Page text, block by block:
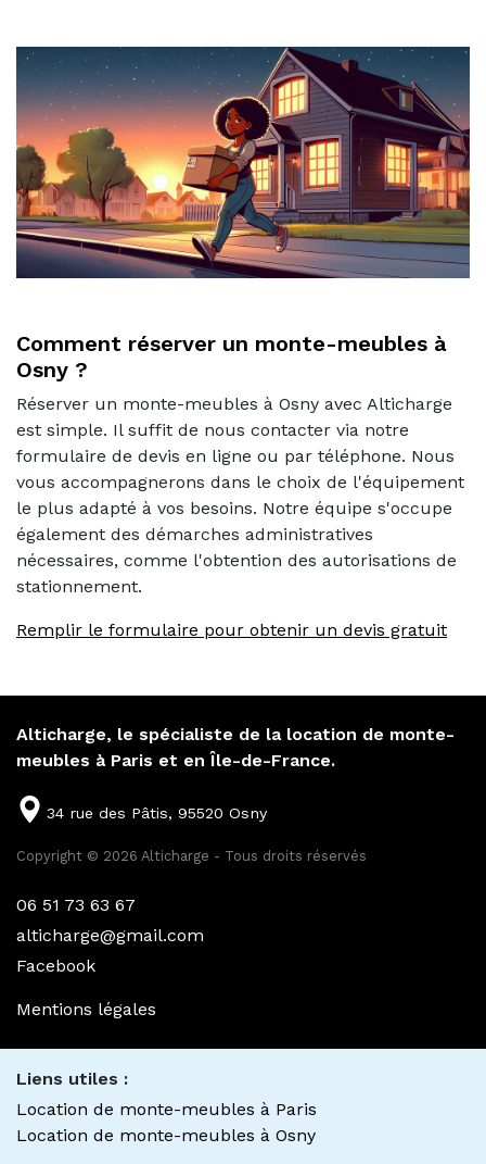
Comment réserver un monte-meubles à
Osny ?
Réserver un monte-meubles à Osny avec Alticharge
est simple. Il suffit de nous contacter via notre
formulaire de devis en ligne ou par téléphone. Nous
vous accompagnerons dans le choix de l'équipement
le plus adapté à vos besoins. Notre équipe s'occupe
également des démarches administratives
nécessaires, comme l'obtention des autorisations de
stationnement.
Remplir le formulaire pour obtenir un devis gratuit
Alticharge, le spécialiste de la location de monte-
meubles à Paris et en Île-de-France.
34 rue des Pâtis, 95520 Osny
Copyright © 2026 Alticharge - Tous droits réservés
06 51 73 63 67
alticharge@gmail.com
Facebook
Mentions légales
Liens utiles :
Location de monte-meubles à Paris
Location de monte-meubles à Osny